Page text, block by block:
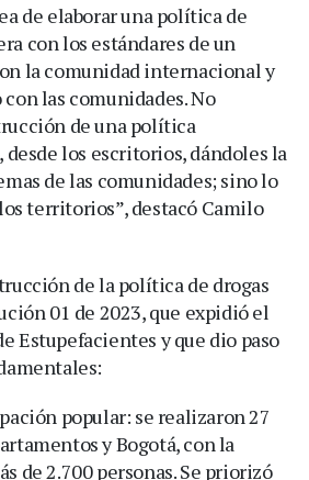
de elaborar una política de
con los estándares de un
la comunidad internacional y
las comunidades. No
de una política
los escritorios, dándoles la
de las comunidades; sino lo
territorios”, destacó Camilo
de la política de drogas
01 de 2023, que expidió el
Estupefacientes y que dio paso
popular: se realizaron 27
y Bogotá, con la
de 2.700 personas. Se priorizó